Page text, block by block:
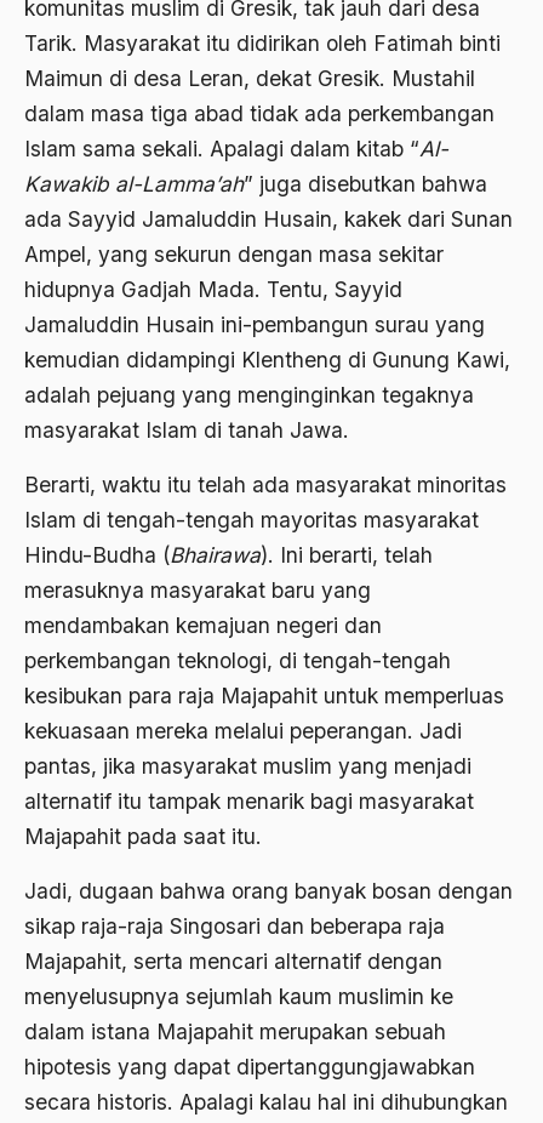
komunitas muslim di Gresik, tak jauh dari desa
Tarik. Masyarakat itu didirikan oleh Fatimah binti
Maimun di desa Leran, dekat Gresik. Mustahil
dalam masa tiga abad tidak ada perkembangan
Islam sama sekali. Apalagi dalam kitab “Al-
Kawakib al-Lamma’ah” juga disebutkan bahwa
ada Sayyid Jamaluddin Husain, kakek dari Sunan
Ampel, yang sekurun dengan masa sekitar
hidupnya Gadjah Mada. Tentu, Sayyid
Jamaluddin Husain ini-pembangun surau yang
kemudian didampingi Klentheng di Gunung Kawi,
adalah pejuang yang menginginkan tegaknya
masyarakat Islam di tanah Jawa.
Berarti, waktu itu telah ada masyarakat minoritas
Islam di tengah-tengah mayoritas masyarakat
Hindu-Budha (Bhairawa). Ini berarti, telah
merasuknya masyarakat baru yang
mendambakan kemajuan negeri dan
perkembangan teknologi, di tengah-tengah
kesibukan para raja Majapahit untuk memperluas
kekuasaan mereka melalui peperangan. Jadi
pantas, jika masyarakat muslim yang menjadi
alternatif itu tampak menarik bagi masyarakat
Majapahit pada saat itu.
Jadi, dugaan bahwa orang banyak bosan dengan
sikap raja-raja Singosari dan beberapa raja
Majapahit, serta mencari alternatif dengan
menyelusupnya sejumlah kaum muslimin ke
dalam istana Majapahit merupakan sebuah
hipotesis yang dapat dipertanggungjawabkan
secara historis. Apalagi kalau hal ini dihubungkan
Agama di Asia
agama elitis
Agama Hukum
Agama Inovasi
Agama Islam
Agama Terang
Agamawan
Agenda Nasional
Agum Gumelar
Agus Miftah
Ahli
ahli fikih
Ahli Ilmu Agama
Ahli waris
Ahlussunnah
Ahlussunnah Wal jamaah
Ahmad Benbella
Ahmad Daudy
Ahmad Dhani